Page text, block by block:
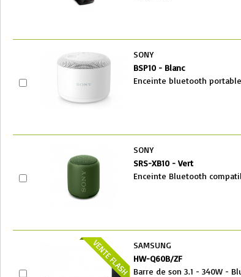
SONY
BSP10 - Blanc
Enceinte bluetooth portable
SONY
SRS-XB10 - Vert
Enceinte Bluetooth
SAMSUNG
HW-Q60B/ZF
Barre de son 3.1 - 340W -